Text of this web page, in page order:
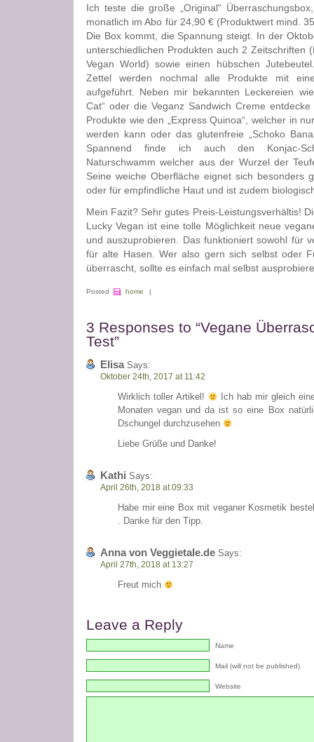
Ich teste die große „Original“
monatlich im Abo für 24,90 € (Produktwert mind.
Die Box kommt, die Spannung steigt. In der
unterschiedlichen Produkten auch 2 Zeitschriften
Vegan World) sowie einen hübschen
Zettel werden nochmal alle Produkte mit
aufgeführt. Neben mir bekannten Leckereien
Cat“ oder die Veganz Sandwich Creme
Produkte wie den „Express Quinoa“, welcher in
werden kann oder das glutenfreie „Schoko
Spannend finde ich auch den Konjac-
Naturschwamm welcher aus der Wurzel der
Seine weiche Oberfläche eignet sich besonders
oder für empfindliche Haut und ist zudem
Mein Fazit? Sehr gutes Preis-Leistungsverhältis!
Lucky Vegan ist eine tolle Möglichkeit neue
und auszuprobieren. Das funktioniert sowohl für
für alte Hasen. Wer also gern sich selbst oder
überrascht, sollte es einfach mal selbst
Posted home |
3 Responses to “Vegane
Test”
ElisaSays:
Oktober 24th, 2017 at 11:42
Wirklich toller Artikel!
Ich hab mir gleich
Monaten vegan und da ist so eine Box
Dschungel durchzusehen
Liebe Grüße und Danke!
Kathi Says:
April 26th, 2018 at 09:33
Habe mir eine Box mit veganer Kosmetik
. Danke für den Tipp.
Anna von Veggietale.de Says:
April 27th, 2018 at 13:27
Freut mich
Leave a Reply
Name
Mail (will not be published)
Website